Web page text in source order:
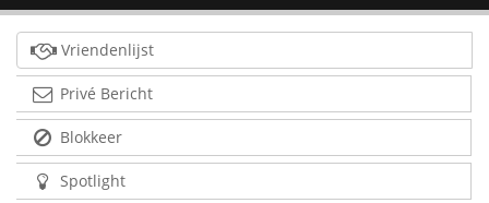
Vriendenlijst
Privé Bericht
Blokkeer
Spotlight